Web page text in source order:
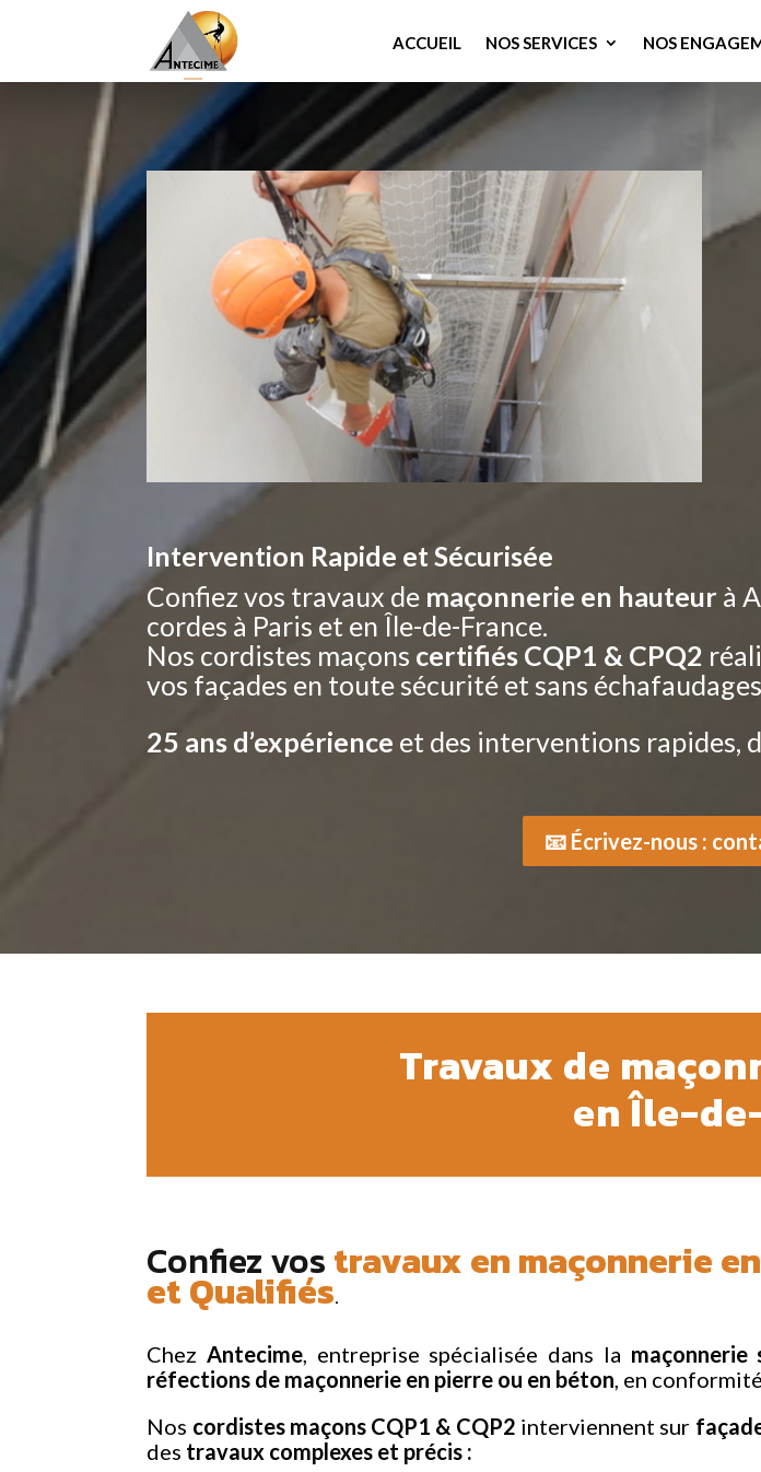
ACCUEIL NOS SERVICES NOS
Intervention Rapide et Sécurisée
Confiez vos travaux de maçonnerie en hauteur à
cordes à Paris et en Île-de-France.
Nos cordistes maçons certifiés CQP1 & CPQ2
vos façades en toute sécurité et sans
25 ans d’expérience et des interventions rapides,
📧 Écrivez-nous :
Travaux de
en Île-
Confiez vostravaux en maçonnerie
et Qualifiés.
ChezAntecime, entreprise spécialisée dans la maçonnerie
réfections de maçonnerie en pierre ou en béton, en
Nos cordistes maçons CQP1 & CQP2 interviennent sur
des travaux complexes et précis :